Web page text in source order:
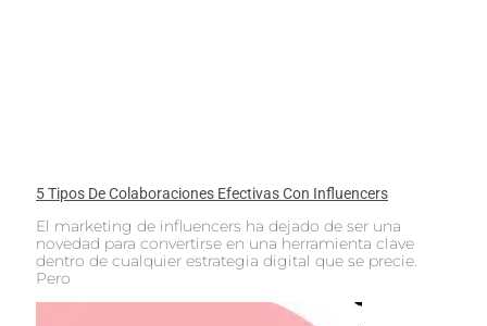
5 Tipos De Colaboraciones Efectivas Con Influencers
El marketing de influencers ha dejado de ser una
novedad para convertirse en una herramienta clave
dentro de cualquier estrategia digital que se precie.
Pero